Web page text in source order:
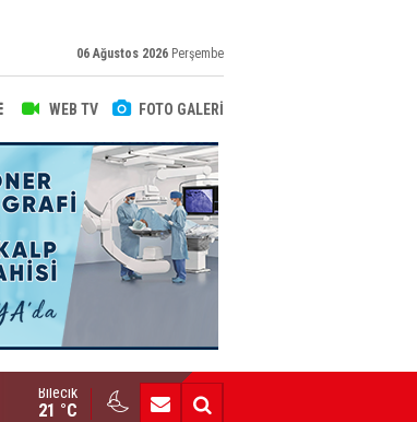
06 Ağustos 2026 Perşembe
WEB TV FOTO GALERİ
Bozüyük AİHL’den Büyük Başarı
Bilecik
21 °C